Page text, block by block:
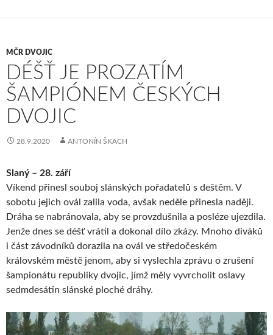
MČR DVOJIC
DÉŠŤ JE PROZATÍM
ŠAMPIÓNEM ČESKÝCH
DVOJIC
28.9.2020 ANTONÍN ŠKACH
Slaný – 28. září
Víkend přinesl souboj slánských pořadatelů s deštěm. V
sobotu jejich ovál zalila voda, avšak neděle přinesla naději.
Dráha se nabránovala, aby se provzdušnila a posléze ujezdila.
Jenže dnes se déšť vrátil a dokonal dílo zkázy. Mnoho diváků
i část závodníků dorazila na ovál ve středočeském
královském městě jenom, aby si vyslechla zprávu o zrušení
šampionátu republiky dvojic, jímž měly vyvrcholit oslavy
sedmdesátin slánské ploché dráhy.